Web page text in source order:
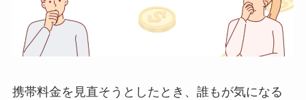
携帯料金を見直そうとしたとき、誰もが気になる